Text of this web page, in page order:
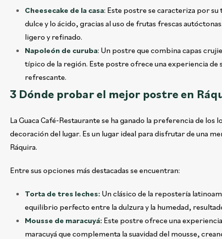
Cheesecake de la casa: Este postre se caracteriza por
dulce y lo ácido, gracias al uso de frutas frescas
ligero y refinado.
Napoleón de curuba: Un postre que combina capas
típico de la región. Este postre ofrece una experiencia
refrescante.
3 Dónde probar el mejor postre en
La Guaca Café-Restaurante se ha ganado la preferencia de los
decoración del lugar. Es un lugar ideal para disfrutar de una
Ráquira.
Entre sus opciones más destacadas se encuentran:
Torta de tres leches: Un clásico de la repostería
equilibrio perfecto entre la dulzura y la humedad,
Mousse de maracuyá: Este postre ofrece una
maracuyá que complementa la suavidad del mousse,